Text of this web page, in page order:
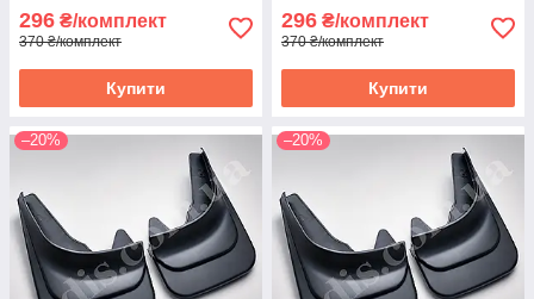
296 ₴/комплект
370 ₴/комплект
Купити
296 ₴/комплект
370 ₴/комплект
Купити
–20% –20%